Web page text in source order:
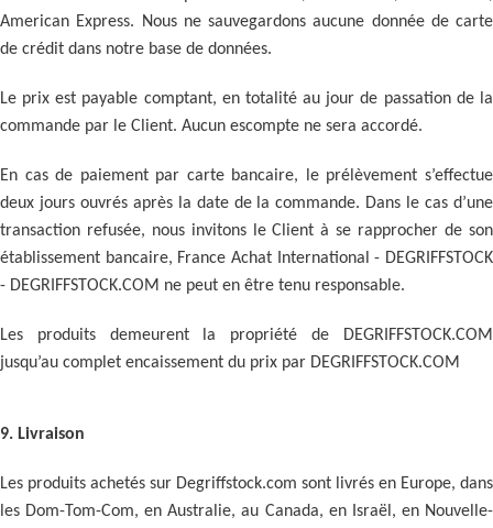
American Express. Nous ne sauvegardons aucune donnée de carte
de crédit dans notre base de données.
Le prix est payable comptant, en totalité au jour de passation de la
commande par le Client. Aucun escompte ne sera accordé.
En cas de paiement par carte bancaire, le prélèvement s’effectue
deux jours ouvrés après la date de la commande. Dans le cas d’une
transaction refusée, nous invitons le Client à se rapprocher de son
établissement bancaire, France Achat International - DEGRIFFSTOCK
- DEGRIFFSTOCK.COM ne peut en être tenu responsable.
Les produits demeurent la propriété de DEGRIFFSTOCK.COM
jusqu’au complet encaissement du prix par DEGRIFFSTOCK.COM
9. Livraison
Les produits achetés sur Degriffstock.com sont livrés en Europe, dans
les Dom-Tom-Com, en Australie, au Canada, en Israël, en Nouvelle-